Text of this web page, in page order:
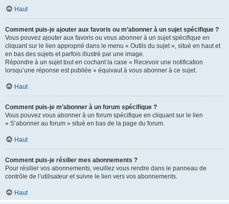
Haut
Comment puis-je ajouter aux favoris ou m’abonner à un sujet spécifique ?
Vous pouvez ajouter aux favoris ou vous abonner à un sujet spécifique en
cliquant sur le lien approprié dans le menu « Outils du sujet », situé en haut et
en bas des sujets et parfois illustré par une image.
Répondre à un sujet tout en cochant la case « Recevoir une notification
lorsqu’une réponse est publiée » équivaut à vous abonner à ce sujet.
Haut
Comment puis-je m’abonner à un forum spécifique ?
Vous pouvez vous abonner à un forum spécifique en cliquant sur le lien
« S’abonner au forum » situé en bas de la page du forum.
Haut
Comment puis-je résilier mes abonnements ?
Pour résilier vos abonnements, veuillez vous rendre dans le panneau de
contrôle de l’utilisateur et suivre le lien vers vos abonnements.
Haut